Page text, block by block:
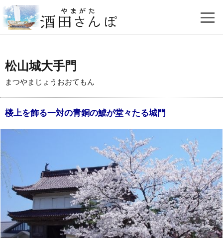
松山城大手門
まつやまじょうおおてもん
楼上を飾る一対の青銅の鯱が堂々たる城門